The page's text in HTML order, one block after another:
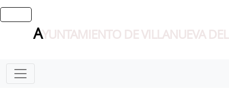
AYUNTAMIENTO DE VILLANUEVA